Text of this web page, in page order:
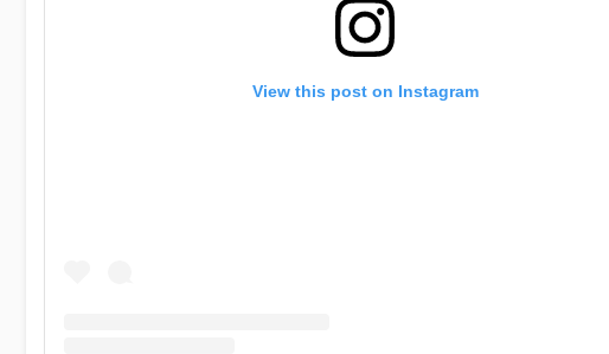
View this post on Instagram